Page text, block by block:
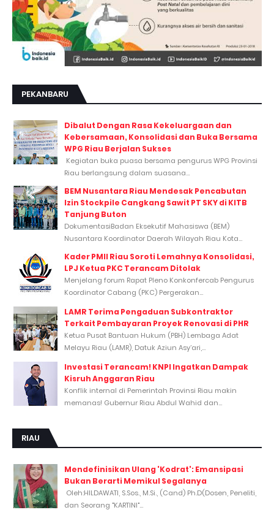
PEKANBARU
Dibalut Dengan Rasa Kekeluargaan dan
Kebersamaan, Konsolidasi dan Buka Bersama
WPG Riau Berjalan Sukses
Kegiatan buka puasa bersama pengurus WPG Provinsi
Riau berlangsung dalam suasana...
BEM Nusantara Riau Mendesak Pencabutan
Izin Stockpile Cangkang Sawit PT SKY di KITB
Tanjung Buton
DokumentasiBadan Eksekutif Mahasiswa (BEM)
Nusantara Koordinator Daerah Wilayah Riau Kota...
Kader PMII Riau Soroti Lemahnya Konsolidasi,
LPJ Ketua PKC Terancam Ditolak
Menjelang forum Rapat Pleno Konkonfercab Pengurus
Koordinator Cabang (PKC) Pergerakan...
LAMR Terima Pengaduan Subkontraktor
Terkait Pembayaran Proyek Renovasi di PHR
Ketua Pusat Bantuan Hukum (PBH) Lembaga Adat
Melayu Riau (LAMR), Datuk Aziun Asy’ari,...
Investasi Terancam! KNPI Ingatkan Dampak
Kisruh Anggaran Riau
Konflik internal di Pemerintah Provinsi Riau makin
memanas! Gubernur Riau Abdul Wahid dan...
RIAU
Mendefinisikan Ulang 'Kodrat': Emansipasi
Bukan Berarti Memikul Segalanya
Oleh:HILDAWATI, S.Sos., M.Si., (Cand) Ph.D(Dosen, Peneliti,
dan Seorang "KARTINI"...